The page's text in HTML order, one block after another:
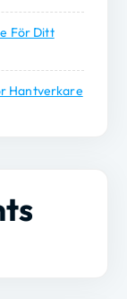
För Ditt
Hantverkare